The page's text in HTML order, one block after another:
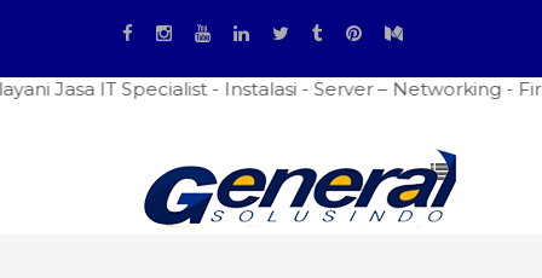
Specialist - Instalasi - Server – Networking - Firewall